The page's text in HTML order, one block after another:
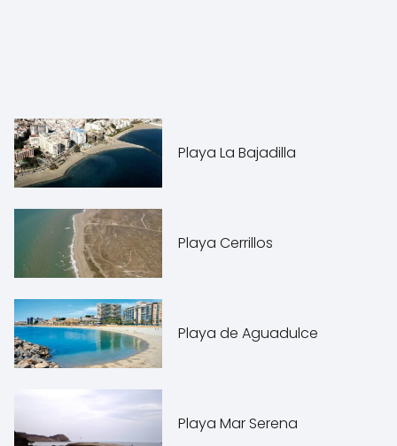
Playa La Bajadilla
Playa Cerrillos
Playa de Aguadulce
Playa Mar Serena